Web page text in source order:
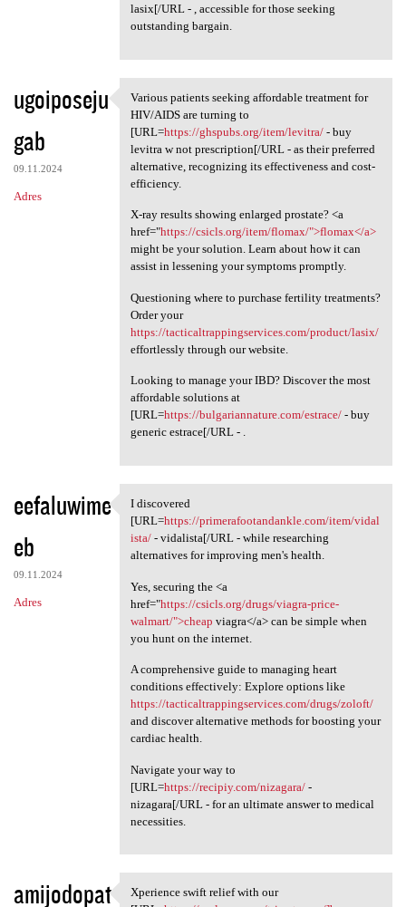
lasix[/URL - , accessible for those seeking
outstanding bargain.
ugoiposeju
gab
09.11.2024
Adres
Various patients seeking
Various patients seeking affordable treatment for
HIV/AIDS are turning to
[URL=https://ghspubs.org/item/levitra/- buy
levitra w not prescription[/URL - as their preferred
alternative, recognizing its effectiveness and cost-
efficiency.
X-ray results showing enlarged prostate? <a
href="https://csicls.org/item/flomax/">flomax</a>
might be your solution. Learn about how it can
assist in lessening your symptoms promptly.
Questioning where to purchase fertility treatments?
Order your
https://tacticaltrappingservices.com/product/lasix/
effortlessly through our website.
Looking to manage your IBD? Discover the most
affordable solutions at
[URL=https://bulgariannature.com/estrace/- buy
generic estrace[/URL - .
eefaluwime
eb
09.11.2024
Adres
I discovered [URL=https:/
I discovered
[URL=https://primerafootandankle.com/item/vidal
ista/- vidalista[/URL - while researching
alternatives for improving men's health.
Yes, securing the <a
href="https://csicls.org/drugs/viagra-price-
walmart/">cheap viagra</a> can be simple when
you hunt on the internet.
A comprehensive guide to managing heart
conditions effectively: Explore options like
https://tacticaltrappingservices.com/drugs/zoloft/
and discover alternative methods for boosting your
cardiac health.
Navigate your way to
[URL=https://recipiy.com/nizagara/-
nizagara[/URL - for an ultimate answer to medical
necessities.
amijodopat
Xperience swift relief with our